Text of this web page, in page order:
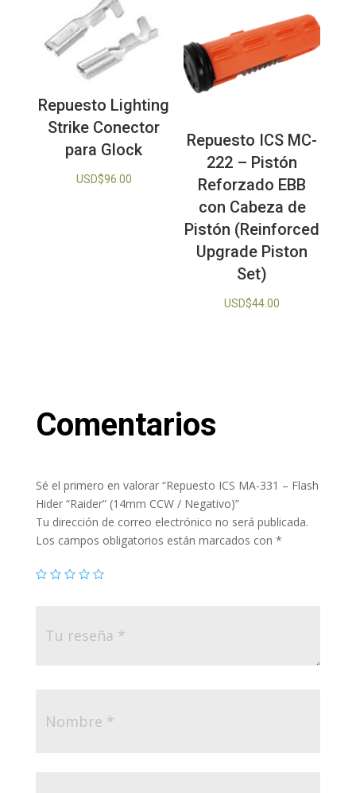
Repuesto Lighting
Strike Conector
para Glock
USD$96.00
Repuesto ICS MC-
222 – Pistón
Reforzado EBB
con Cabeza de
Pistón (Reinforced
Upgrade Piston
Set)
USD$44.00
Comentarios
Sé el primero en valorar “Repuesto ICS MA-331 – Flash
Hider “Raider” (14mm CCW / Negativo)”
Tu dirección de correo electrónico no será publicada.
Los campos obligatorios están marcados con *